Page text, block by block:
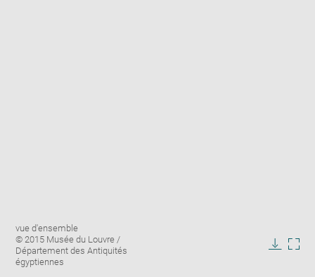
Légende
de
l'image
:
vue d'ensemble
© 2015 Musée du Louvre /
Département des Antiquités
égyptiennes